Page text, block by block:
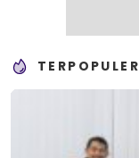
TERPOPULER